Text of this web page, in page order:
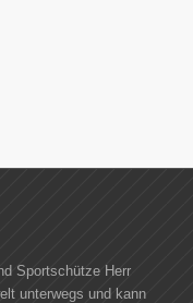
Sportschütze Herr
unterwegs und kann